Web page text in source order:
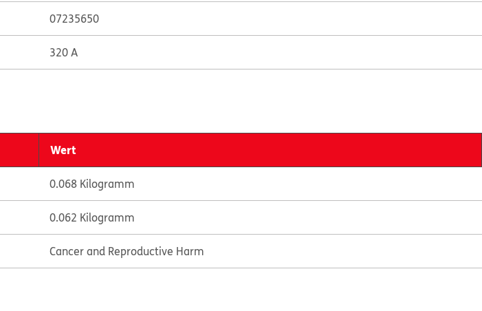
07235650
320 A
Wert
0.068 Kilogramm
0.062 Kilogramm
Cancer and Reproductive Harm